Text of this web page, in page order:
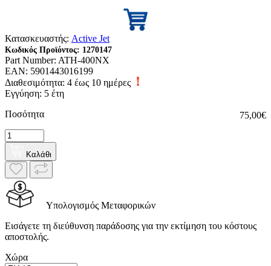
Κατασκευαστής: Active Jet
Κωδικός Προϊόντος: 1270147
Part Number: ATH-400NX
EAN: 5901443016199
Διαθεσιμότητα: 4 έως 10 ημέρες
Εγγύηση: 5 έτη
75,00€
Ποσότητα
Καλάθι
Υπολογισμός Μεταφορικών
Εισάγετε τη διεύθυνση παράδοσης για την εκτίμηση του κόστους
αποστολής.
Χώρα